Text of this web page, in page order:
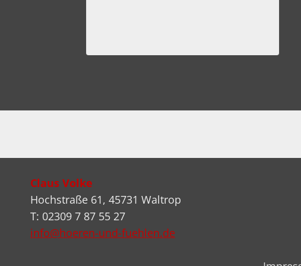
Claus Volke
Hochstraße 61, 45731 Waltrop
T: 02309 7 87 55 27
info@hoeren-und-fuehlen.de